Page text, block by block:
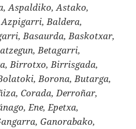
Aspaldiko, Astako,
Baldera,
Basaurda, Baskotxar,
Betagarri,
Birrotxo, Birrisgada,
Borona, Butarga,
Corada, Derroñar,
Ene, Epetxa,
Ganorabako,